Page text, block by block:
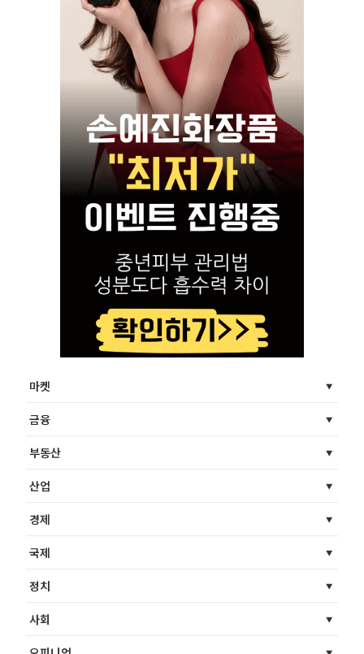
마켓
금융
부동산
산업
경제
국제
정치
사회